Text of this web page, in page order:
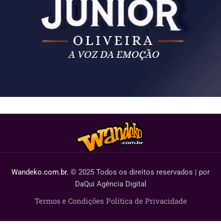
Wandeko.com.br. © 2025 Todos os direitos reservados | por
DaQui Agência Digital
Termos e Condições Política de Privacidade